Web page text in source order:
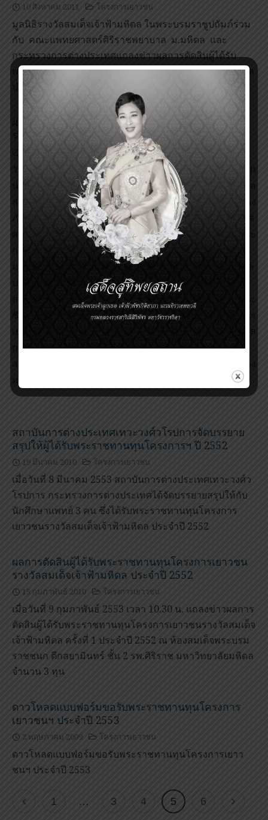
10 สิงหาคม 2011 โครงการเยาวชน
มูลนิธิรางวัลสมเด็จเจ้าฟ้ามหิดล ในพระบรมราชูปถัมภ์ร่วม
กับ คณะแพทยศาสตร์ศิริราชพยาบาล ม.มหิดล และ
กระทรวงการต่างประเทศแถลงข่าวผลการตัดสินผู้ได้รับ
พระราชทานทุนโครงการเยาวชนรางวัลสมเด็จเจ้าฟ้ามหิดล
ประจำปี 2554
ผลการตัดสินผู้ได้รับพระราชทานทุนโครงการเยาวชน
รางวัลสมเด็จเจ้าฟ้ามหิดล ประจำปี 2553
8 มีนาคม 2011 โครงการเยาวชน
วันนี้ ( 7 มี.ค. 54) เวลา 14.00 น. ศาสตราจารย์คลินิก
นายแพทย์ สุพัฒน์ วาณิชย์การ เลขาธิการมูลนิธิรางวัล
สมเด็จเจ้าฟ้ามหิดล ในพระบรมราชูปถัมภ์ นายธานี ทอง
ภักดี อธิบดีกรมสารนิเทศ กระทรวงการต่างประเทศ
ศาสตราจารย์นายแพทย์วิจารณ์ พานิช ประธานคณะ
กรรมการอำนวยการโครงการเยาวชนรางวัลสมเด็จเจ้าฟ้า
มหิดล รองศาสตราจารย์นายแพทย์อภิชาติ อัศวมงคลกุล
ประธานคณะกรรมการดำเนินการโครงการเยาวชนรางวัล
สมเด็จเจ้าฟ้ามหิดล และศาสตราจารย์นายแพทย์วันชัย วนะ
ชิวนาวิน ประธานคณะกรรมการคัดเลือกผู้รับทุนโครงการ
การตัดสินผู้ได้รับพระราชทานทุนโครงการเยาวชนรางวัล
มหิดลอดุลเดช อาคารหอสมุดศิริราช ชั้น 4 รพ.ศิริราช
สถาบันการต่างประเทศเทวะวงศ์วโรปการจัดบรรยาย
สรุปให้ผู้ได้รับพระราชทานทุนโครงการฯ ปี 2552
19 มีนาคม 2010 โครงการเยาวชน
เมื่อวันที่ 8 มีนาคม 2553 สถาบันการต่างประเทศเทวะวงศ์ว
โรปการ กระทรวงการต่างประเทศได้จัดบรรยายสรุปให้กับ
นักศึกษาแพทย์ 3 คน ซึ่งได้รับพระราชทานทุนโครงการ
เยาวชนรางวัลสมเด็จเจ้าฟ้ามหิดล ประจำปี 2552
ผลการตัดสินผู้ได้รับพระราชทานทุนโครงการเยาวชน
รางวัลสมเด็จเจ้าฟ้ามหิดล ประจำปี 2552
15 กุมภาพันธ์ 2010 โครงการเยาวชน
เมื่อวันที่ 9 กุมภาพันธ์ 2553 เวลา 10.30 น. แถลงข่าวผลการ
ตัดสินผู้ได้รับพระราชทานทุนโครงการเยาวชนรางวัลสมเด็จ
เจ้าฟ้ามหิดล ครั้งที่ 1 ประจำปี 2552 ณ ห้องสมเด็จพระบรม
ราชชนก ตึกสยามินทร์ ชั้น 2 รพ.ศิริราช มหาวิทยาลัยมหิดล
จำนวน 3 ทุน
ดาวโหลดแบบฟอร์มขอรับพระราชทานทุนโครงการ
เยาวชนฯ ประจำปี 2553
2 พฤษภาคม 2009 โครงการเยาวชน
ดาวโหลดแบบฟอร์มขอรับพระราชทานทุนโครงการเยาว
ชนฯ ประจำปี 2553
1 … 3 4 5 6